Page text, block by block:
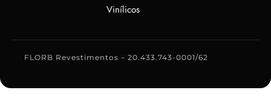
Vinílicos
FLORB Revestimentos – 20.433.743-0001/62